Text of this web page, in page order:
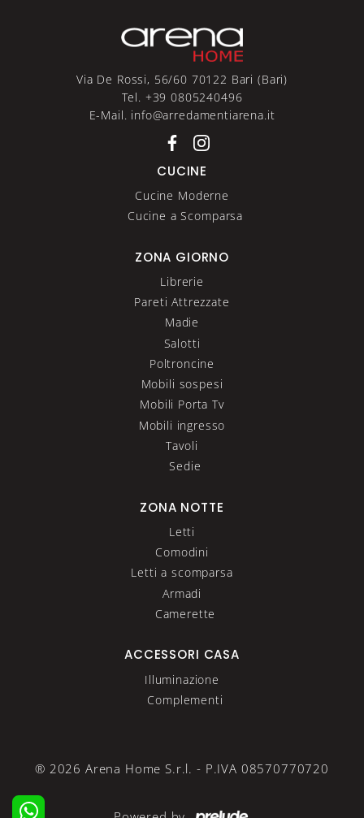
Via De Rossi, 56/60 70122 Bari (Bari)
Tel. +39 0805240496
E-Mail. info@arredamentiarena.it
CUCINE
Cucine Moderne
Cucine a Scomparsa
ZONA GIORNO
Librerie
Pareti Attrezzate
Madie
Salotti
Poltroncine
Mobili sospesi
Mobili Porta Tv
Mobili ingresso
Tavoli
Sedie
ZONA NOTTE
Letti
Comodini
Letti a scomparsa
Armadi
Camerette
ACCESSORI CASA
Illuminazione
Complementi
® 2026 Arena Home S.r.l. - P.IVA 08570770720